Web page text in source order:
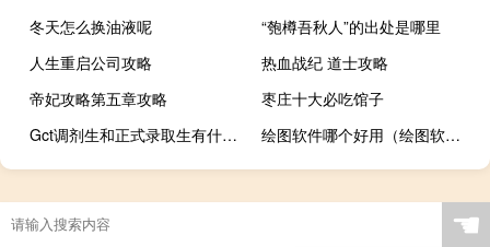
冬天怎么换油液呢
“匏樽吾秋人”的出处是哪里
人生重启公司攻略
热血战纪 道士攻略
帝妃攻略第五章攻略
枣庄十大必吃馆子
Gct调剂生和正式录取生有什么区别
绘图软件哪个好用（绘图软件哪个好）
☚